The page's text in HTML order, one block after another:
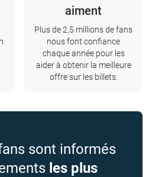
aiment
Plus de 2,5 millions de fans
nous font confiance
chaque année pour les
aider à obtenir la meilleure
offre sur les billets.
sont informés
les plus